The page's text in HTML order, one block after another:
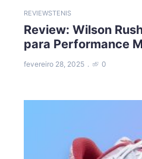
REVIEWSTENIS
Review: Wilson
para Performance
fevereiro 28, 2025 0